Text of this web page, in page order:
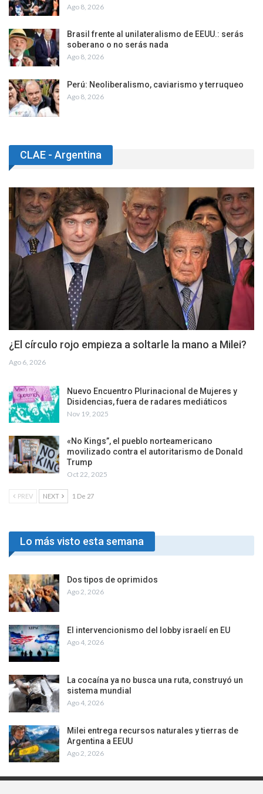
Ago 8, 2026
Brasil frente al unilateralismo de EEUU.: serás
soberano o no serás nada
Ago 8, 2026
Perú: Neoliberalismo, caviarismo y terruqueo
Ago 8, 2026
CLAE - Argentina
¿El círculo rojo empieza a soltarle la mano a Milei?
Ago 6, 2026
Nuevo Encuentro Plurinacional de Mujeres y
Disidencias, fuera de radares mediáticos
Nov 19, 2025
«No Kings”, el pueblo norteamericano
movilizado contra el autoritarismo de Donald
Trump
Oct 22, 2025
PREV NEXT 1 De 27
Lo más visto esta semana
Dos tipos de oprimidos
Ago 2, 2026
El intervencionismo del lobby israelí en EU
Ago 4, 2026
La cocaína ya no busca una ruta, construyó un
sistema mundial
Ago 4, 2026
Milei entrega recursos naturales y tierras de
Argentina a EEUU
Ago 2, 2026